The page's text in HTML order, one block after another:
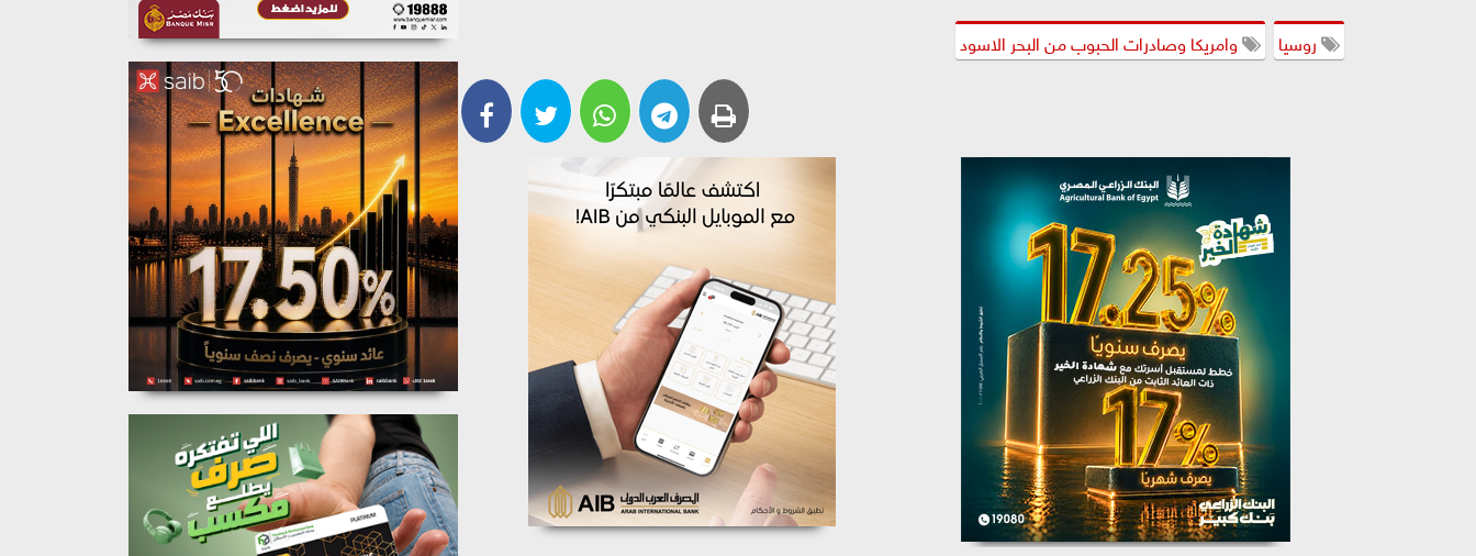
روسيا
وامريكا وصادرات الحبوب من البحر الاسود